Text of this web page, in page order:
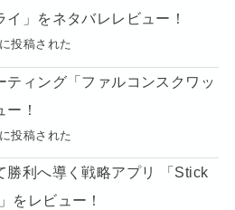
イ」をネタバレレビュー！
投稿された
ティング「ファルコンスクワッ
ー！
投稿された
勝利へ導く戦略アプリ 「Stick
をレビュー！